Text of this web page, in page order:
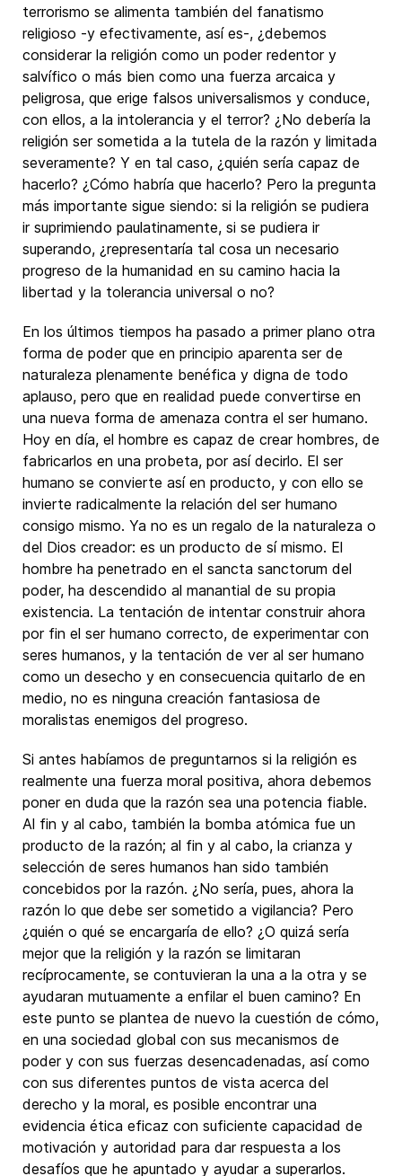
terrorismo se alimenta también del fanatismo
religioso -y efectivamente, así es-, ¿debemos
considerar la religión como un poder redentor y
salvífico o más bien como una fuerza arcaica y
peligrosa, que erige falsos universalismos y conduce,
con ellos, a la intolerancia y el terror? ¿No debería la
religión ser sometida a la tutela de la razón y limitada
severamente? Y en tal caso, ¿quién sería capaz de
hacerlo? ¿Cómo habría que hacerlo? Pero la pregunta
más importante sigue siendo: si la religión se pudiera
ir suprimiendo paulatinamente, si se pudiera ir
superando, ¿representaría tal cosa un necesario
progreso de la humanidad en su camino hacia la
libertad y la tolerancia universal o no?
En los últimos tiempos ha pasado a primer plano otra
forma de poder que en principio aparenta ser de
naturaleza plenamente benéfica y digna de todo
aplauso, pero que en realidad puede convertirse en
una nueva forma de amenaza contra el ser humano.
Hoy en día, el hombre es capaz de crear hombres, de
fabricarlos en una probeta, por así decirlo. El ser
humano se convierte así en producto, y con ello se
invierte radicalmente la relación del ser humano
consigo mismo. Ya no es un regalo de la naturaleza o
del Dios creador: es un producto de sí mismo. El
hombre ha penetrado en el sancta sanctorum del
poder, ha descendido al manantial de su propia
existencia. La tentación de intentar construir ahora
por fin el ser humano correcto, de experimentar con
seres humanos, y la tentación de ver al ser humano
como un desecho y en consecuencia quitarlo de en
medio, no es ninguna creación fantasiosa de
moralistas enemigos del progreso.
Si antes habíamos de preguntarnos si la religión es
realmente una fuerza moral positiva, ahora debemos
poner en duda que la razón sea una potencia fiable.
Al fin y al cabo, también la bomba atómica fue un
producto de la razón; al fin y al cabo, la crianza y
selección de seres humanos han sido también
concebidos por la razón. ¿No sería, pues, ahora la
razón lo que debe ser sometido a vigilancia? Pero
¿quién o qué se encargaría de ello? ¿O quizá sería
mejor que la religión y la razón se limitaran
recíprocamente, se contuvieran la una a la otra y se
ayudaran mutuamente a enfilar el buen camino? En
este punto se plantea de nuevo la cuestión de cómo,
en una sociedad global con sus mecanismos de
poder y con sus fuerzas desencadenadas, así como
con sus diferentes puntos de vista acerca del
derecho y la moral, es posible encontrar una
evidencia ética eficaz con suficiente capacidad de
motivación y autoridad para dar respuesta a los
desafíos que he apuntado y ayudar a superarlos.